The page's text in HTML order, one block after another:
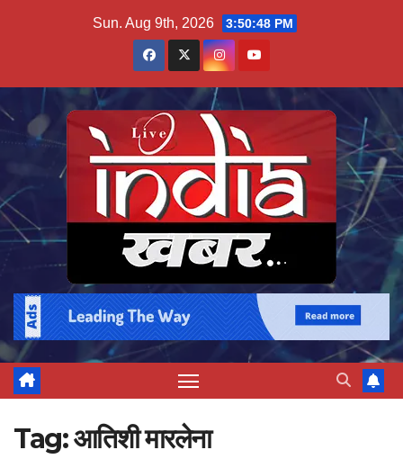
Sun. Aug 9th, 2026 3:50:48 PM
Tag:आतिशी मारलेना